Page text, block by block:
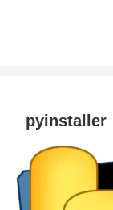
pyinstaller